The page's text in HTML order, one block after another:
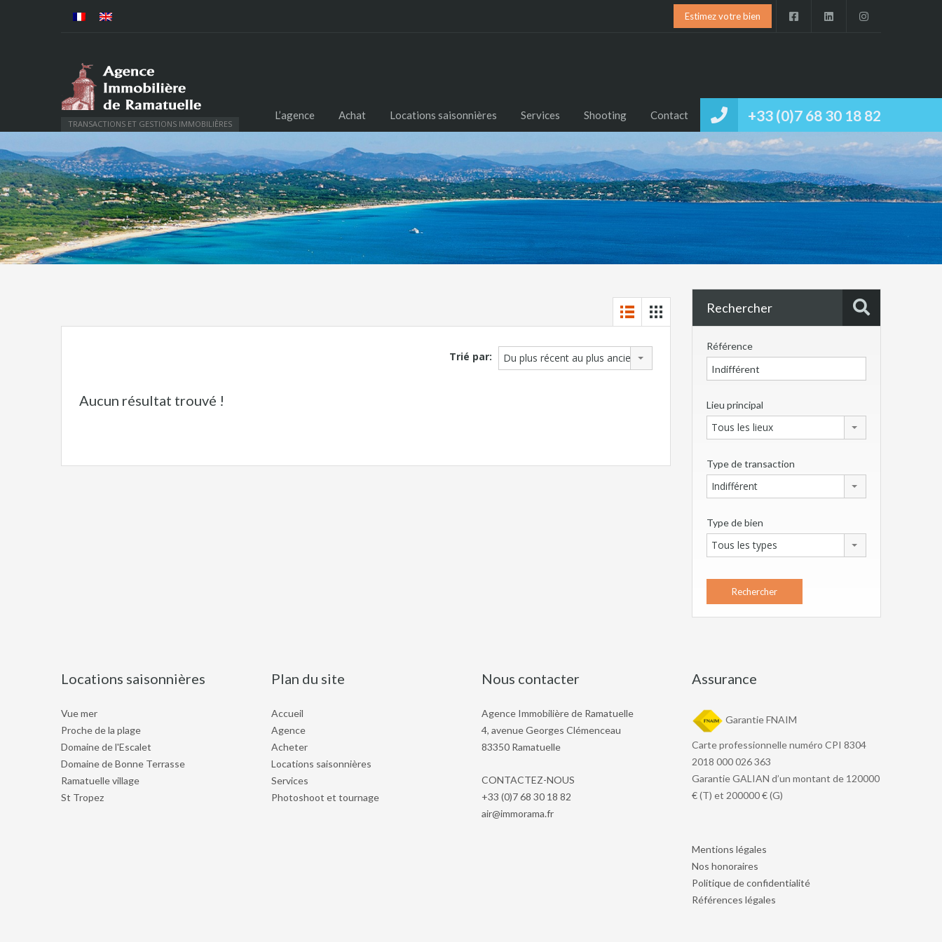
Estimez votre bien
TRANSACTIONS ET GESTIONS IMMOBILIÈRES +33 (0)7 68 30 18 82
L’agence Achat Locations saisonnières Services Shooting Contact
Trié par: Du plus récent au plus ancien
Aucun résultat trouvé !
Rechercher
Référence
Lieu principal
Tous les lieux
Type de transaction
Indifférent
Type de bien
Tous les types
Locations saisonnières
Vue mer
Proche de la plage
Domaine de l'Escalet
Domaine de Bonne Terrasse
Ramatuelle village
St Tropez
Plan du site
Accueil
Agence
Acheter
Locations saisonnières
Services
Photoshoot et tournage
Nous contacter
Agence Immobilière de Ramatuelle
4, avenue Georges Clémenceau
83350 Ramatuelle
CONTACTEZ-NOUS
+33 (0)7 68 30 18 82
air@immorama.fr
Assurance
Garantie FNAIM
Carte professionnelle numéro CPI 8304
2018 000 026 363
Garantie GALIAN d’un montant de 120000
€ (T) et 200000 € (G)
Mentions légales
Nos honoraires
Politique de confidentialité
Références légales